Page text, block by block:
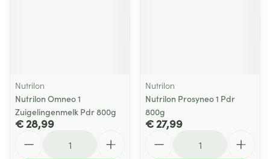
Nutrilon
Nutrilon Omneo 1
Zuigelingenmelk Pdr 800g
€ 28,99
Nutrilon
Nutrilon Prosyneo 1 Pdr
800g
€ 27,99